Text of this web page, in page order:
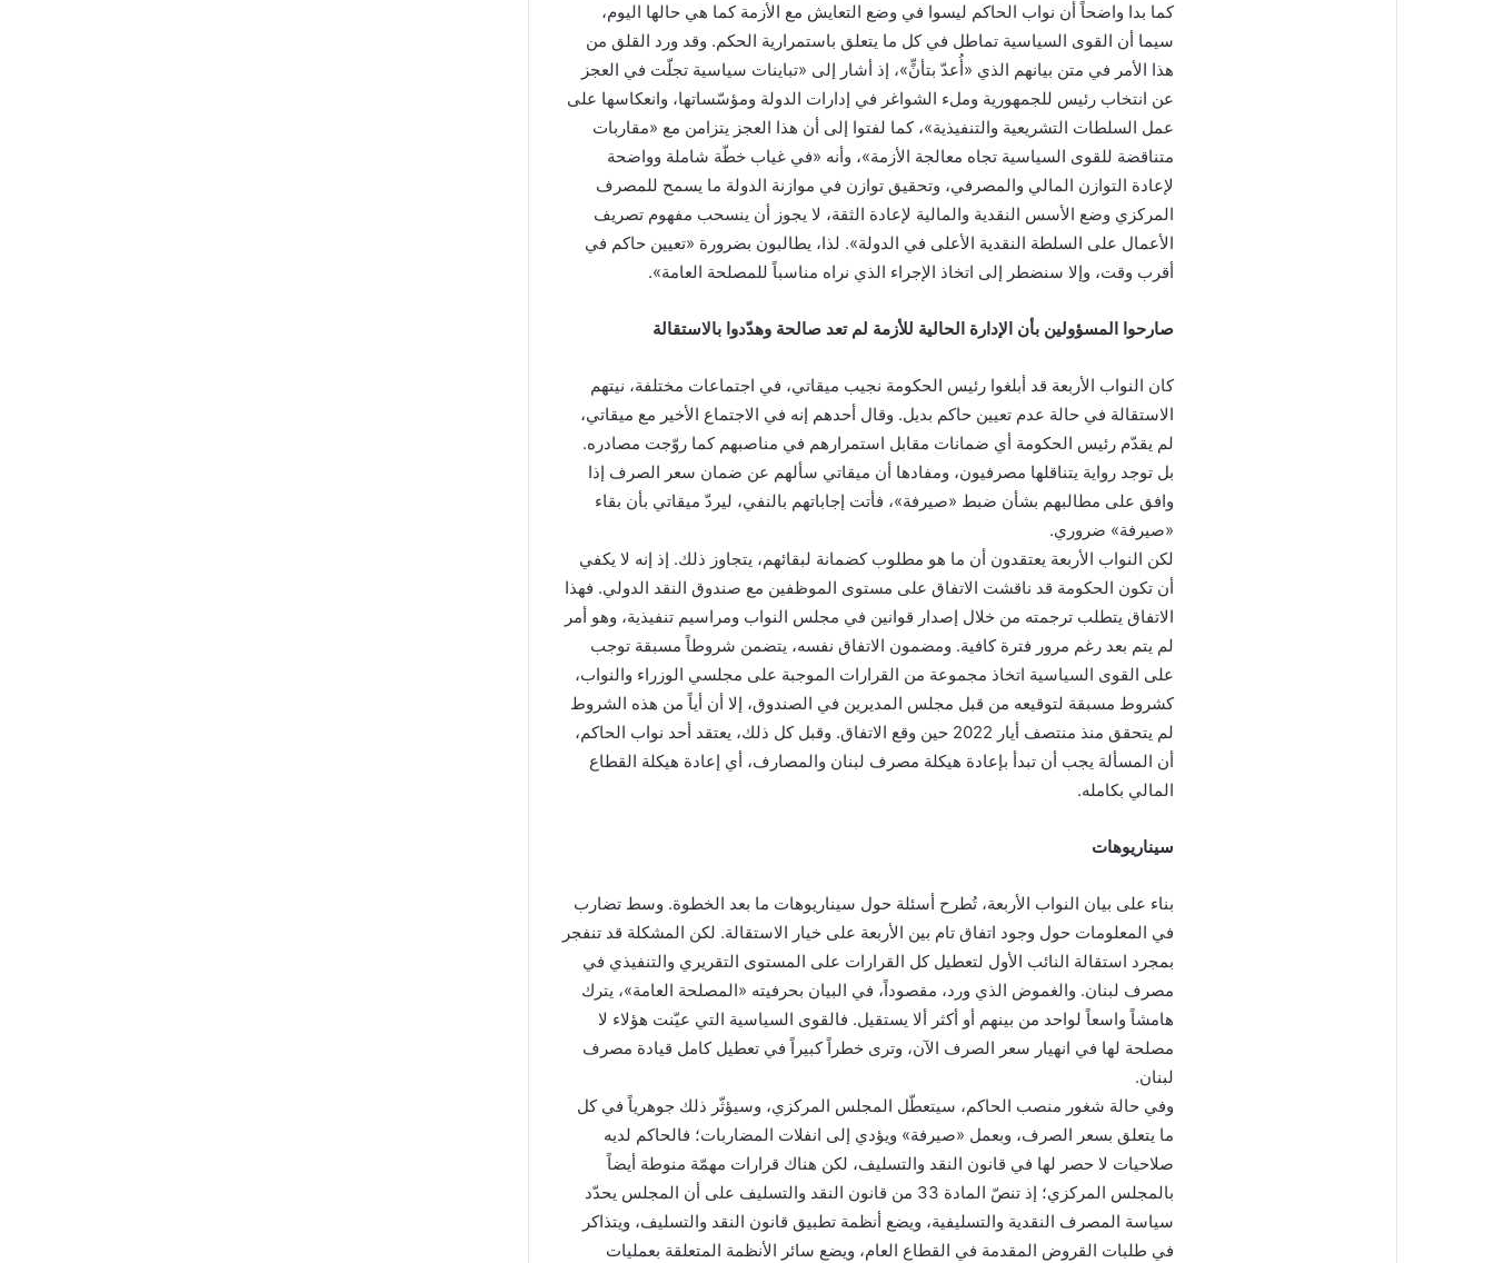
كما بدا واضحاً أن نواب الحاكم ليسوا في وضع التعايش مع الأزمة كما هي حالها اليوم،
سيما أن القوى السياسية تماطل في كل ما يتعلق باستمرارية الحكم. وقد ورد القلق من
هذا الأمر في متن بيانهم الذي «أُعدّ بتأنٍّ»، إذ أشار إلى «تباينات سياسية تجلّت في العجز
عن انتخاب رئيس للجمهورية وملء الشواغر في إدارات الدولة ومؤسّساتها، وانعكاسها على
عمل السلطات التشريعية والتنفيذية»، كما لفتوا إلى أن هذا العجز يتزامن مع «مقاربات
متناقضة للقوى السياسية تجاه معالجة الأزمة»، وأنه «في غياب خطّة شاملة وواضحة
لإعادة التوازن المالي والمصرفي، وتحقيق توازن في موازنة الدولة ما يسمح للمصرف
المركزي وضع الأسس النقدية والمالية لإعادة الثقة، لا يجوز أن ينسحب مفهوم تصريف
الأعمال على السلطة النقدية الأعلى في الدولة». لذا، يطالبون بضرورة «تعيين حاكم في
أقرب وقت، وإلا سنضطر إلى اتخاذ الإجراء الذي نراه مناسباً للمصلحة العامة».
صارحوا المسؤولين بأن الإدارة الحالية للأزمة لم تعد صالحة وهدّدوا بالاستقالة
كان النواب الأربعة قد أبلغوا رئيس الحكومة نجيب ميقاتي، في اجتماعات مختلفة، نيتهم
الاستقالة في حالة عدم تعيين حاكم بديل. وقال أحدهم إنه في الاجتماع الأخير مع ميقاتي،
لم يقدّم رئيس الحكومة أي ضمانات مقابل استمرارهم في مناصبهم كما روّجت مصادره.
بل توجد رواية يتناقلها مصرفيون، ومفادها أن ميقاتي سألهم عن ضمان سعر الصرف إذا
وافق على مطالبهم بشأن ضبط «صيرفة»، فأتت إجاباتهم بالنفي، ليردّ ميقاتي بأن بقاء
«صيرفة» ضروري.
لكن النواب الأربعة يعتقدون أن ما هو مطلوب كضمانة لبقائهم، يتجاوز ذلك. إذ إنه لا يكفي
أن تكون الحكومة قد ناقشت الاتفاق على مستوى الموظفين مع صندوق النقد الدولي. فهذا
الاتفاق يتطلب ترجمته من خلال إصدار قوانين في مجلس النواب ومراسيم تنفيذية، وهو أمر
لم يتم بعد رغم مرور فترة كافية. ومضمون الاتفاق نفسه، يتضمن شروطاً مسبقة توجب
على القوى السياسية اتخاذ مجموعة من القرارات الموجبة على مجلسي الوزراء والنواب،
كشروط مسبقة لتوقيعه من قبل مجلس المديرين في الصندوق، إلا أن أياً من هذه الشروط
لم يتحقق منذ منتصف أيار 2022 حين وقع الاتفاق. وقبل كل ذلك، يعتقد أحد نواب الحاكم،
أن المسألة يجب أن تبدأ بإعادة هيكلة مصرف لبنان والمصارف، أي إعادة هيكلة القطاع
المالي بكامله.
سيناريوهات
بناء على بيان النواب الأربعة، تُطرح أسئلة حول سيناريوهات ما بعد الخطوة. وسط تضارب
في المعلومات حول وجود اتفاق تام بين الأربعة على خيار الاستقالة. لكن المشكلة قد تنفجر
بمجرد استقالة النائب الأول لتعطيل كل القرارات على المستوى التقريري والتنفيذي في
مصرف لبنان. والغموض الذي ورد، مقصوداً، في البيان بحرفيته «المصلحة العامة»، يترك
هامشاً واسعاً لواحد من بينهم أو أكثر ألا يستقيل. فالقوى السياسية التي عيّنت هؤلاء لا
مصلحة لها في انهيار سعر الصرف الآن، وترى خطراً كبيراً في تعطيل كامل قيادة مصرف
لبنان.
وفي حالة شغور منصب الحاكم، سيتعطّل المجلس المركزي، وسيؤثّر ذلك جوهرياً في كل
ما يتعلق بسعر الصرف، وبعمل «صيرفة» ويؤدي إلى انفلات المضاربات؛ فالحاكم لديه
صلاحيات لا حصر لها في قانون النقد والتسليف، لكن هناك قرارات مهمّة منوطة أيضاً
بالمجلس المركزي؛ إذ تنصّ المادة 33 من قانون النقد والتسليف على أن المجلس يحدّد
سياسة المصرف النقدية والتسليفية، ويضع أنظمة تطبيق قانون النقد والتسليف، ويتذاكر
في طلبات القروض المقدمة في القطاع العام، ويضع سائر الأنظمة المتعلقة بعمليات